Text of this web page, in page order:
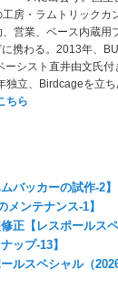
房・ラムトリックカ
営業、ベース内蔵用
に携わる。2013年、
ーシスト直井由文氏
立、Birdcageを立ち
ちら
バッカーの試作-2】
メンテナンス-1】
正【レスポールス
ップ-13】
ルスペシャル（